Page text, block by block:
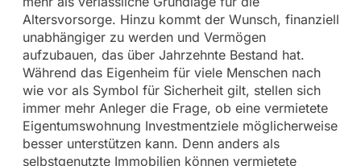
Altersvorsorge. Hinzu kommt der Wunsch, finanziell
unabhängiger zu werden und Vermögen
aufzubauen, das über Jahrzehnte Bestand hat.
Während das Eigenheim für viele Menschen nach
wie vor als Symbol für Sicherheit gilt, stellen sich
immer mehr Anleger die Frage, ob eine vermietete
Eigentumswohnung Investmentziele möglicherweise
besser unterstützen kann. Denn anders als
selbstgenutzte Immobilien können vermietete